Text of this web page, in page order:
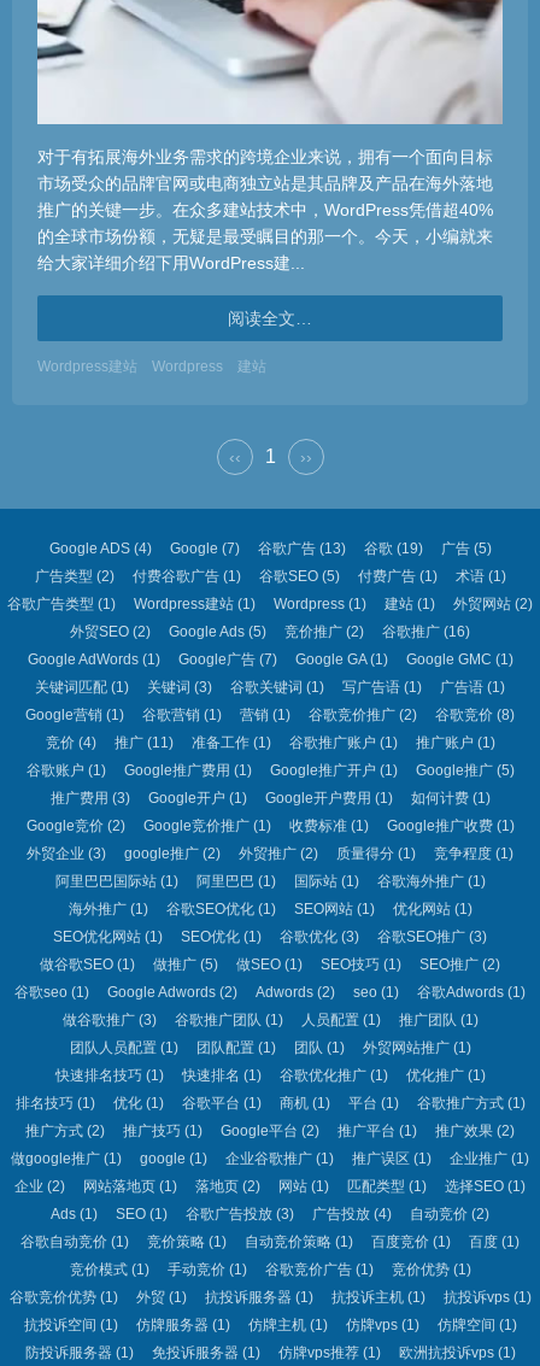
对于有拓展海外业务需求的跨境企业来说，拥有一个面向目标
市场受众的品牌官网或电商独立站是其品牌及产品在海外落地
推广的关键一步。在众多建站技术中，WordPress凭借超40%
的全球市场份额，无疑是最受瞩目的那一个。今天，小编就来
给大家详细介绍下用WordPress建...
阅读全文…
Wordpress建站 Wordpress 建站
‹‹ 1 ››
Google ADS(4) Google (7) 谷歌广告(13) 谷歌 (19) 广告(5)
广告类型 (2) 付费谷歌广告(1) 谷歌SEO(5) 付费广告(1) 术语(1)
谷歌广告类型 (1) Wordpress建站 (1) Wordpress (1) 建站 (1) 外贸网站 (2)
外贸SEO (2) Google Ads (5) 竞价推广 (2) 谷歌推广 (16)
Google AdWords(1) Google广告(7) Google GA(1) Google GMC (1)
关键词匹配 (1) 关键词 (3) 谷歌关键词 (1) 写广告语 (1) 广告语 (1)
Google营销 (1) 谷歌营销 (1) 营销 (1) 谷歌竞价推广 (2) 谷歌竞价 (8)
竞价(4) 推广(11) 准备工作(1) 谷歌推广账户 (1) 推广账户 (1)
谷歌账户 (1) Google推广费用 (1) Google推广开户 (1) Google推广(5)
推广费用 (3) Google开户 (1) Google开户费用 (1) 如何计费(1)
Google竞价(2) Google竞价推广(1) 收费标准(1) Google推广收费(1)
外贸企业 (3) google推广 (2) 外贸推广 (2) 质量得分 (1) 竞争程度 (1)
阿里巴巴国际站(1) 阿里巴巴 (1) 国际站(1) 谷歌海外推广(1)
海外推广(1) 谷歌SEO优化(1) SEO网站(1) 优化网站(1)
SEO优化网站 (1) SEO优化 (1) 谷歌优化 (3) 谷歌SEO推广 (3)
做谷歌SEO (1) 做推广 (5) 做SEO (1) SEO技巧 (1) SEO推广 (2)
谷歌seo (1) Google Adwords (2) Adwords (2) seo (1) 谷歌Adwords (1)
做谷歌推广(3) 谷歌推广团队 (1) 人员配置(1) 推广团队 (1)
团队人员配置(1) 团队配置(1) 团队 (1) 外贸网站推广(1)
快速排名技巧(1) 快速排名 (1) 谷歌优化推广(1) 优化推广(1)
排名技巧(1) 优化(1) 谷歌平台 (1) 商机(1) 平台 (1) 谷歌推广方式(1)
推广方式 (2) 推广技巧 (1) Google平台 (2) 推广平台 (1) 推广效果 (2)
做google推广 (1) google (1) 企业谷歌推广 (1) 推广误区 (1) 企业推广 (1)
企业 (2) 网站落地页 (1) 落地页 (2) 网站 (1) 匹配类型 (1) 选择SEO (1)
Ads (1) SEO (1) 谷歌广告投放 (3) 广告投放 (4) 自动竞价 (2)
谷歌自动竞价 (1) 竞价策略 (1) 自动竞价策略 (1) 百度竞价 (1) 百度 (1)
竞价模式(1) 手动竞价(1) 谷歌竞价广告(1) 竞价优势(1)
谷歌竞价优势(1) 外贸(1) 抗投诉服务器(1) 抗投诉主机(1) 抗投诉vps(1)
抗投诉空间 (1) 仿牌服务器(1) 仿牌主机(1) 仿牌vps(1) 仿牌空间 (1)
防投诉服务器(1) 免投诉服务器(1) 仿牌vps推荐(1) 欧洲抗投诉vps(1)